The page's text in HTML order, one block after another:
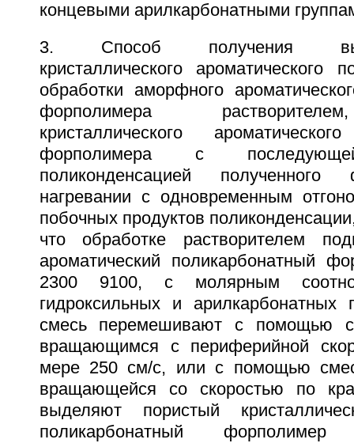
концевыми арилкарбонатными
3. Способ получения
кристаллического ароматического
обработки аморфного
форполимера
кристаллического
форполимера с
поликонденсацией
нагревании с одновременным
побочных продуктов
что обработке растворителем
ароматический поликарбонатный
2300 9100, с молярным
гидроксильных и
смесь перемешивают с помощью
вращающимся с периферийной
мере 250 см/с, или с помощью
вращающейся со скоростью по
выделяют пористый
поликарбонатный